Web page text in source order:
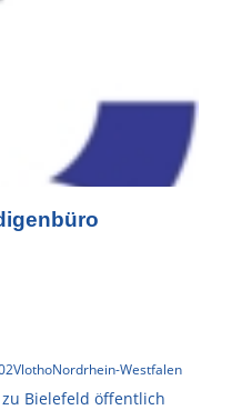
VlothoNordrhein-Westfalen
Bielefeld öffentlich